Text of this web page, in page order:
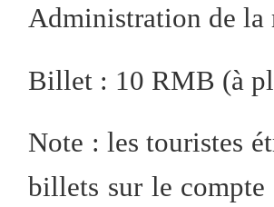
Administration de
Billet : 10 RMB (à
Note : les touristes
billets sur le